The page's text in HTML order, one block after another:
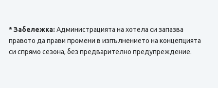
* Забележка: Администрацията на хотела си запазва
правото да прави промени в изпълнението на концепцията
си спрямо сезона, без предварително предупреждение.